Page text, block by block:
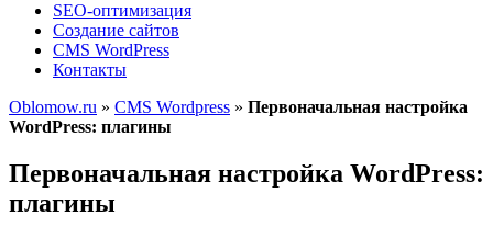
SEO-оптимизация
Создание сайтов
CMS WordPress
Контакты
Oblomow.ru » CMS Wordpress » Первоначальная настройка
WordPress: плагины
Первоначальная настройка WordPress:
плагины